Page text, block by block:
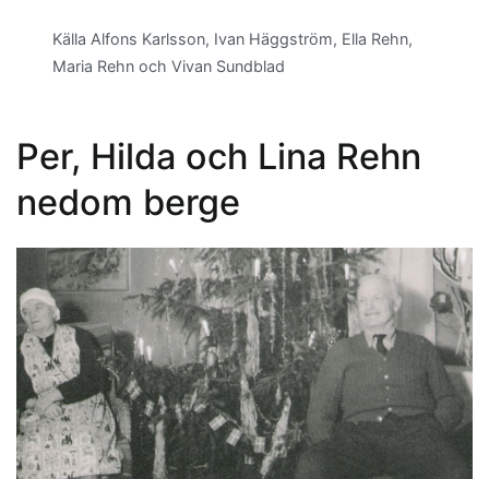
Källa Alfons Karlsson, Ivan Häggström, Ella Rehn,
Maria Rehn och Vivan Sundblad
Per, Hilda och Lina Rehn
nedom berge